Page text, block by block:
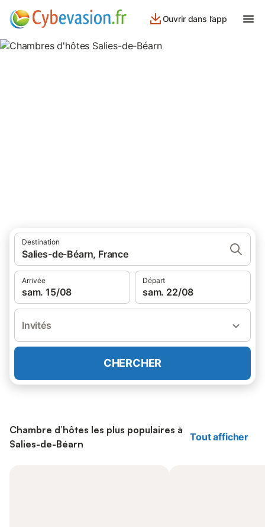
Ouvrir dans l’app
Destination
Salies-de-Béarn, France
Arrivée
sam. 15/08
Départ
sam. 22/08
Invités
CHERCHER
Chambre d’hôtes les plus populaires à
Salies-de-Béarn
Tout afficher